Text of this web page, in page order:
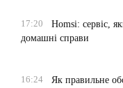
17:20
Homsi: сервіс,
домашні справи
16:24
Як правильне